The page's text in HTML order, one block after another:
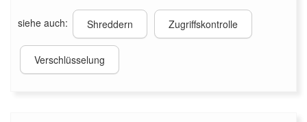
siehe auch: Shreddern Zugriffskontrolle
Verschlüsselung